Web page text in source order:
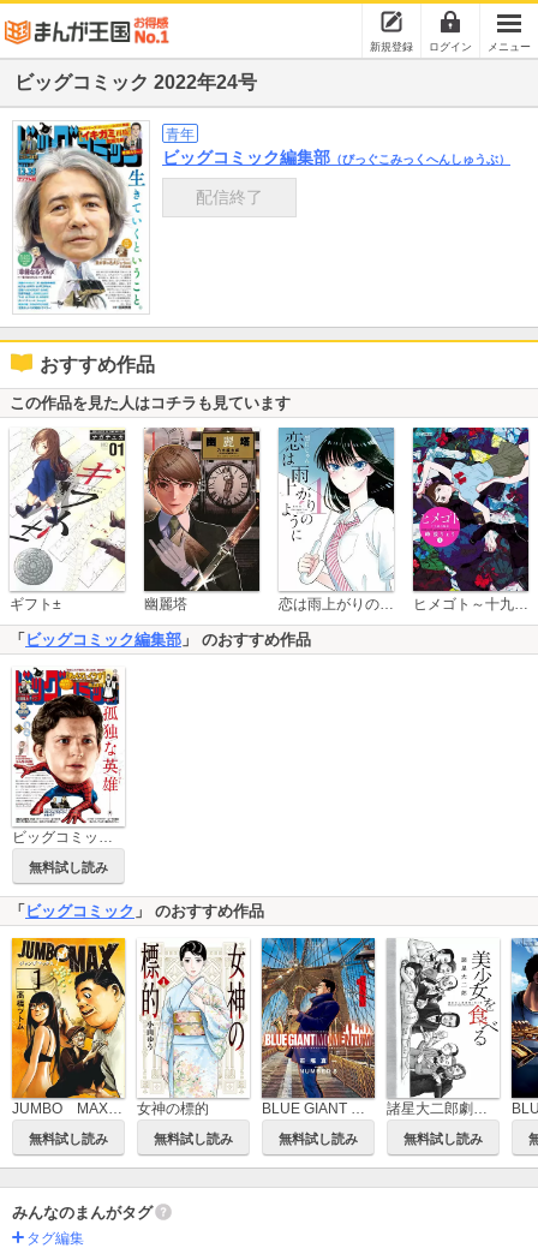
新規登録 ログイン メニュー
ビッグコミック 2022年24号
青年
ビッグコミック編集部 （びっぐこみっくへんしゅうぶ）
配信終了
おすすめ作品
この作品を見た人はコチラも見ています
ギフト± 幽麗塔
「 ビッグコミック編集部 」 のおすすめ作品
無料試し読み
「ビッグコミック 」 のおすすめ作品
JUMBO MAX～ハイパーED薬密造人～
無料試し読み
女神の標的
無料試し読み
BLUE GIANT MOMENTUM
無料試し読み
諸星大二郎劇場 第3集 美少女を食べる
無料試し読み
みんなのまんがタグ
タグ編集